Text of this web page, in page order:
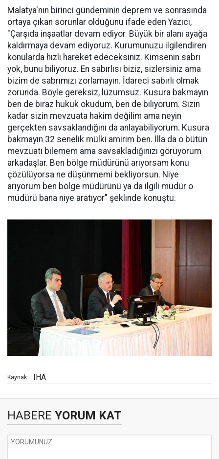
Malatya'nın birinci gündeminin deprem ve sonrasında
ortaya çıkan sorunlar olduğunu ifade eden Yazıcı,
"Çarşıda inşaatlar devam ediyor. Büyük bir alanı ayağa
kaldırmaya devam ediyoruz. Kurumunuzu ilgilendiren
konularda hızlı hareket edeceksiniz. Kimsenin sabrı
yok, bunu biliyoruz. En sabırlısı biziz, sizlersiniz ama
bizim de sabrımızı zorlamayın. İdareci sabırlı olmak
zorunda. Böyle gereksiz, lüzumsuz. Kusura bakmayın
ben de biraz hukuk okudum, ben de biliyorum. Sizin
kadar sizin mevzuata hakim değilim ama neyin
gerçekten savsaklandığını da anlayabiliyorum. Kusura
bakmayın 32 senelik mülki amirim ben. İlla da o bütün
mevzuatı bilemem ama savsakladığınızı görüyorum
arkadaşlar. Ben bölge müdürünü arıyorsam konu
çözülüyorsa ne düşünmemi bekliyorsun. Niye
arıyorum ben bölge müdürünü ya da ilgili müdür o
müdürü bana niye aratıyor" şeklinde konuştu.
Kaynak: IHA
HABERE YORUM KAT